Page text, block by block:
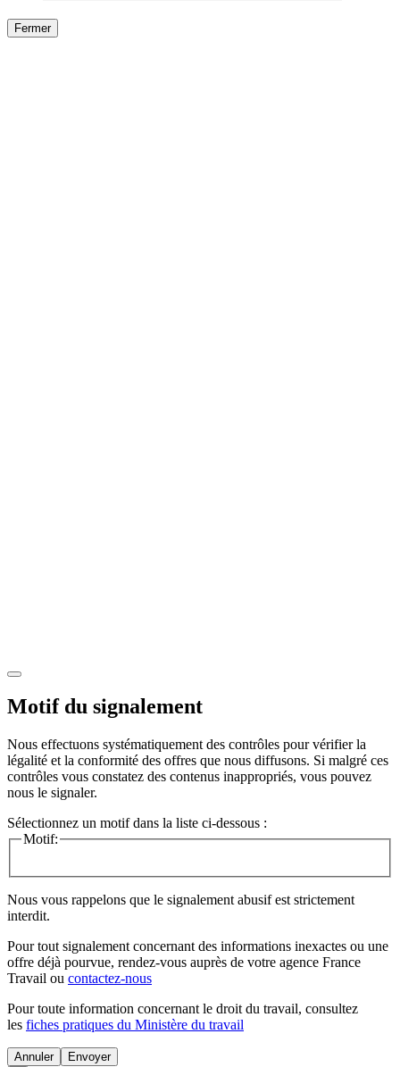
Fermer
Motif du signalement
Nous effectuons systématiquement des contrôles pour vérifier la
légalité et la conformité des offres que nous diffusons. Si malgré ces
contrôles vous constatez des contenus inappropriés, vous pouvez
nous le signaler.
Sélectionnez un motif dans la liste ci-dessous :
Motif:
Nous vous rappelons que le signalement abusif est strictement
interdit.
Pour tout signalement concernant des informations inexactes ou une
offre déjà pourvue, rendez-vous auprès de votre agence France
Travail ou contactez-nous
Pour toute information concernant le droit du travail, consultez
les fiches pratiques du Ministère du travail
Annuler